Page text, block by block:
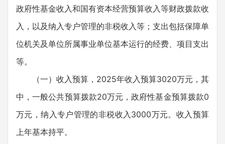
政府性基金收入和国有资本经营预算收入等财政拨款收
入，以及纳入专户管理的非税收入等；支出包括保障单
位机关及单位所属事业单位基本运行的经费、项目支出
等。
（一）收入预算，2025年收入预算3020万元，其
中，一般公共预算拨款20万元，政府性基金预算拨款0
万元，纳入专户管理的非税收入3000万元。收入预算
上年基本持平。